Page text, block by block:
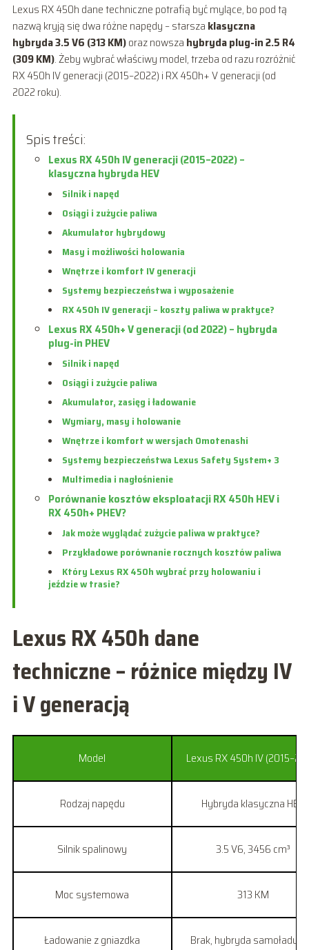
Lexus RX 450h dane techniczne potrafią być mylące, bo pod tą
nazwą kryją się dwa różne napędy – starsza klasyczna
hybryda 3.5 V6 (313 KM)oraz nowsza hybryda plug-in 2.5 R4
(309 KM). Żeby wybrać właściwy model, trzeba od razu rozróżnić
RX 450h IV generacji (2015–2022) i RX 450h+ V generacji (od
2022 roku).
Spis treści:
Lexus RX 450h IV generacji (2015–2022) –
klasyczna hybryda HEV
Silnik i napęd
Osiągi i zużycie paliwa
Akumulator hybrydowy
Masy i możliwości holowania
Wnętrze i komfort IV generacji
Systemy bezpieczeństwa i wyposażenie
RX 450h IV generacji – koszty paliwa w praktyce?
Lexus RX 450h+ V generacji (od 2022) – hybryda
plug-in PHEV
Silnik i napęd
Osiągi i zużycie paliwa
Akumulator, zasięg i ładowanie
Wymiary, masy i holowanie
Wnętrze i komfort w wersjach Omotenashi
Systemy bezpieczeństwa Lexus Safety System+ 3
Multimedia i nagłośnienie
Porównanie kosztów eksploatacji RX 450h HEV i
RX 450h+ PHEV?
Jak może wyglądać zużycie paliwa w praktyce?
Przykładowe porównanie rocznych kosztów paliwa
Który Lexus RX 450h wybrać przy holowaniu i
jeździe w trasie?
Lexus RX 450h dane
techniczne – różnice między IV
i V generacją
Model Lexus RX 450h IV
Rodzaj napędu Hybryda klasyczna HEV
Silnik spalinowy 3.5 V6, 3456 cm³
Moc systemowa 313 KM
Ładowanie z gniazdka Brak, hybryda